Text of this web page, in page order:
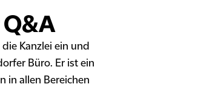
Q&A
Kanzlei ein und
Büro. Er ist ein
in allen Bereichen